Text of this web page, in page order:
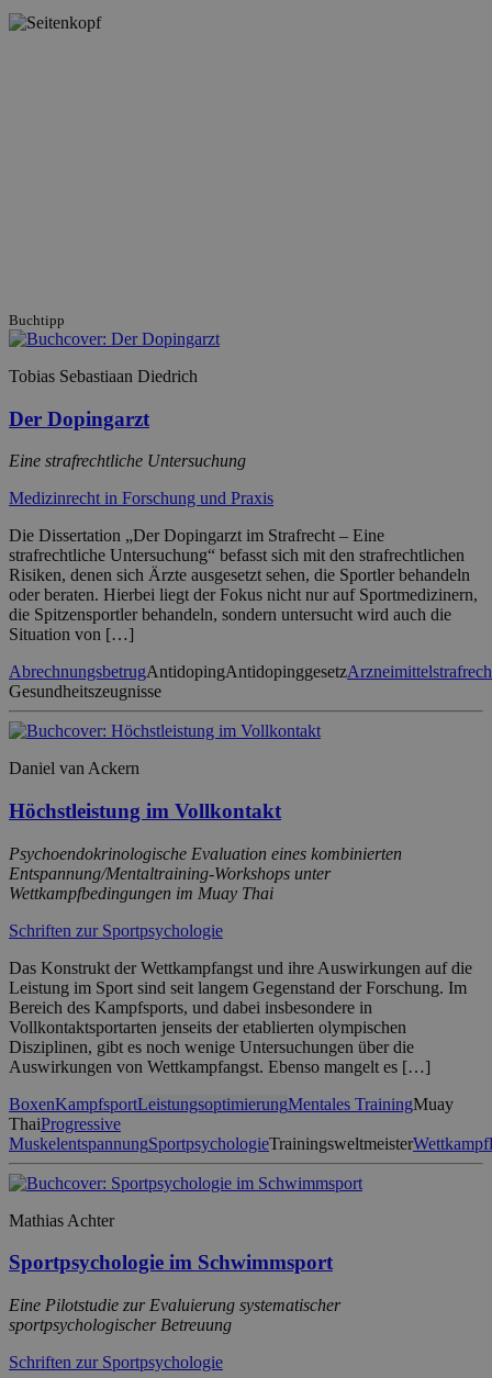
Buchtipp
Tobias Sebastiaan Diedrich
Der Dopingarzt
Eine strafrechtliche Untersuchung
Medizinrecht in Forschung und Praxis
Die Dissertation „Der Dopingarzt im Strafrecht – Eine
strafrechtliche Untersuchung“ befasst sich mit den strafrechtlichen
Risiken, denen sich Ärzte ausgesetzt sehen, die Sportler behandeln
oder beraten. Hierbei liegt der Fokus nicht nur auf Sportmedizinern,
die Spitzensportler behandeln, sondern untersucht wird auch die
Situation von […]
AbrechnungsbetrugAntidopingAntidopinggesetz
Gesundheitszeugnisse
Daniel van Ackern
Höchstleistung im Vollkontakt
Psychoendokrinologische Evaluation eines kombinierten
Entspannung/Mentaltraining-Workshops unter
Wettkampfbedingungen im Muay Thai
Schriften zur Sportpsychologie
Das Konstrukt der Wettkampfangst und ihre Auswirkungen auf die
Leistung im Sport sind seit langem Gegenstand der Forschung. Im
Bereich des Kampfsports, und dabei insbesondere in
Vollkontaktsportarten jenseits der etablierten olympischen
Disziplinen, gibt es noch wenige Untersuchungen über die
Auswirkungen von Wettkampfangst. Ebenso mangelt es […]
BoxenKampfsportLeistungsoptimierungMentales TrainingMuay
ThaiProgressive
MuskelentspannungSportpsychologieTrainingsweltmeister
Mathias Achter
Sportpsychologie im Schwimmsport
Eine Pilotstudie zur Evaluierung systematischer
sportpsychologischer Betreuung
Schriften zur Sportpsychologie